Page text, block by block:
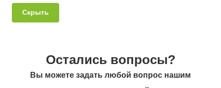
Скрыть
Остались вопросы?
Вы можете задать любой вопрос нашим